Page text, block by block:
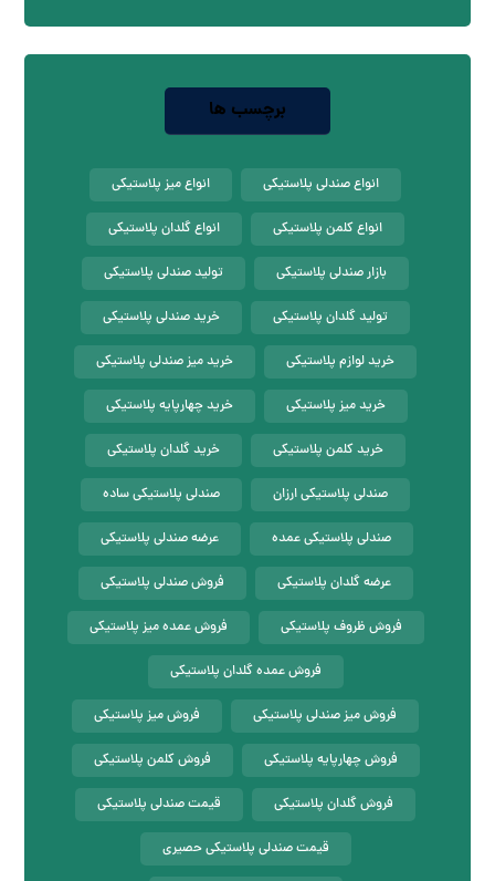
برچسب ها
انواع صندلی پلاستیکی انواع میز پلاستیکی
انواع کلمن پلاستیکی انواع گلدان پلاستیکی
بازار صندلی پلاستیکی تولید صندلی پلاستیکی
تولید گلدان پلاستیکی خرید صندلی پلاستیکی
خرید لوازم پلاستیکی خرید میز صندلی پلاستیکی
خرید میز پلاستیکی خرید چهارپایه پلاستیکی
خرید کلمن پلاستیکی خرید گلدان پلاستیکی
صندلی پلاستیکی ارزان صندلی پلاستیکی ساده
صندلی پلاستیکی عمده عرضه صندلی پلاستیکی
عرضه گلدان پلاستیکی فروش صندلی پلاستیکی
فروش ظروف پلاستیکی فروش عمده میز پلاستیکی
فروش عمده گلدان پلاستیکی
فروش میز صندلی پلاستیکی فروش میز پلاستیکی
فروش چهارپایه پلاستیکی فروش کلمن پلاستیکی
فروش گلدان پلاستیکی قیمت صندلی پلاستیکی
قیمت صندلی پلاستیکی حصیری